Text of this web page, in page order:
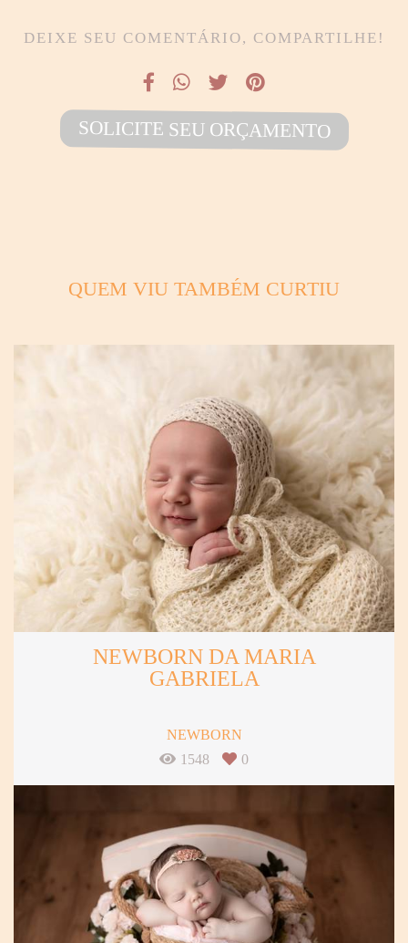
DEIXE SEU COMENTÁRIO, COMPARTILHE!
SOLICITE SEU ORÇAMENTO
QUEM VIU TAMBÉM CURTIU
NEWBORN DA MARIA
GABRIELA
NEWBORN
1548
0